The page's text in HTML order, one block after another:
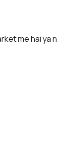
me hai ya